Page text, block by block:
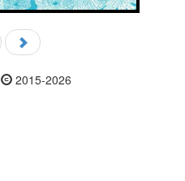
2015-2026